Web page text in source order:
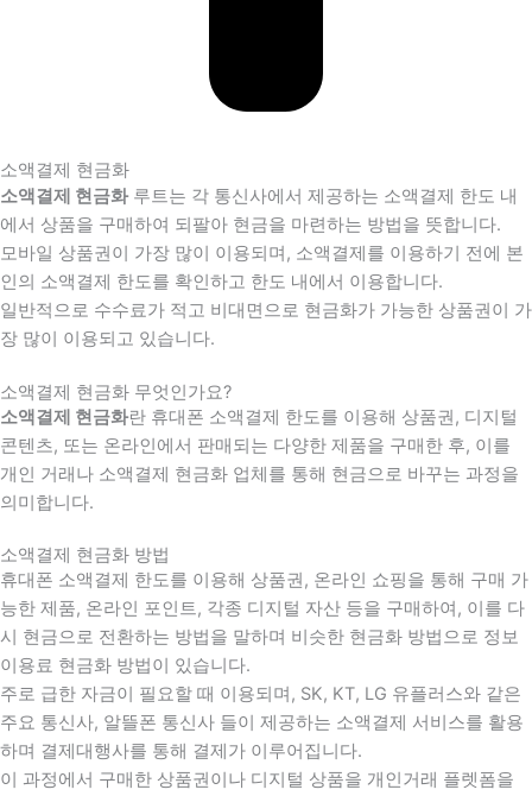
소액결제 현금화
소액결제 현금화루트는 각 통신사에서 제공하는 소액결제 한도 내
에서 상품을 구매하여 되팔아 현금을 마련하는 방법을 뜻합니다.
모바일 상품권이 가장 많이 이용되며, 소액결제를 이용하기 전에 본
인의 소액결제 한도를 확인하고 한도 내에서 이용합니다.
일반적으로 수수료가 적고 비대면으로 현금화가 가능한 상품권이 가
장 많이 이용되고 있습니다.
소액결제 현금화 무엇인가요?
소액결제 현금화란 휴대폰 소액결제 한도를 이용해 상품권, 디지털
콘텐츠, 또는 온라인에서 판매되는 다양한 제품을 구매한 후, 이를
개인 거래나 소액결제 현금화 업체를 통해 현금으로 바꾸는 과정을
의미합니다.
소액결제 현금화 방법
휴대폰 소액결제 한도를 이용해 상품권, 온라인 쇼핑을 통해 구매 가
능한 제품, 온라인 포인트, 각종 디지털 자산 등을 구매하여, 이를 다
시 현금으로 전환하는 방법을 말하며 비슷한 현금화 방법으로 정보
이용료 현금화 방법이 있습니다.
주로 급한 자금이 필요할 때 이용되며, SK, KT, LG 유플러스와 같은
주요 통신사, 알뜰폰 통신사 들이 제공하는 소액결제 서비스를 활용
하며 결제대행사를 통해 결제가 이루어집니다.
이 과정에서 구매한 상품권이나 디지털 상품을 개인거래 플렛폼을